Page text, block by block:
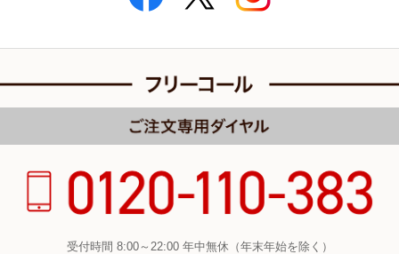
受付時間 8:00～22:00 年中無休（年末年始を除く）